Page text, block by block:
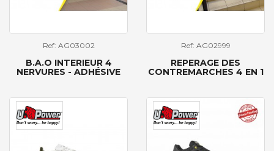
Ref: AG03002
B.A.O INTERIEUR 4
NERVURES - ADHÉSIVE
Ref: AG02999
REPERAGE DES
CONTREMARCHES 4 EN 1